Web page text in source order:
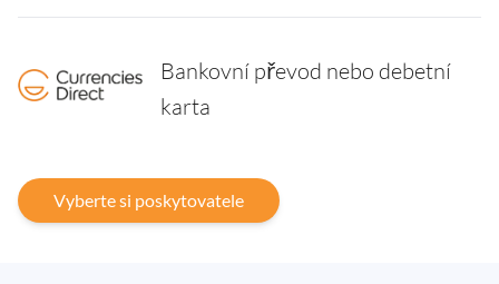
Bankovní převod nebo debetní
karta
Vyberte si poskytovatele